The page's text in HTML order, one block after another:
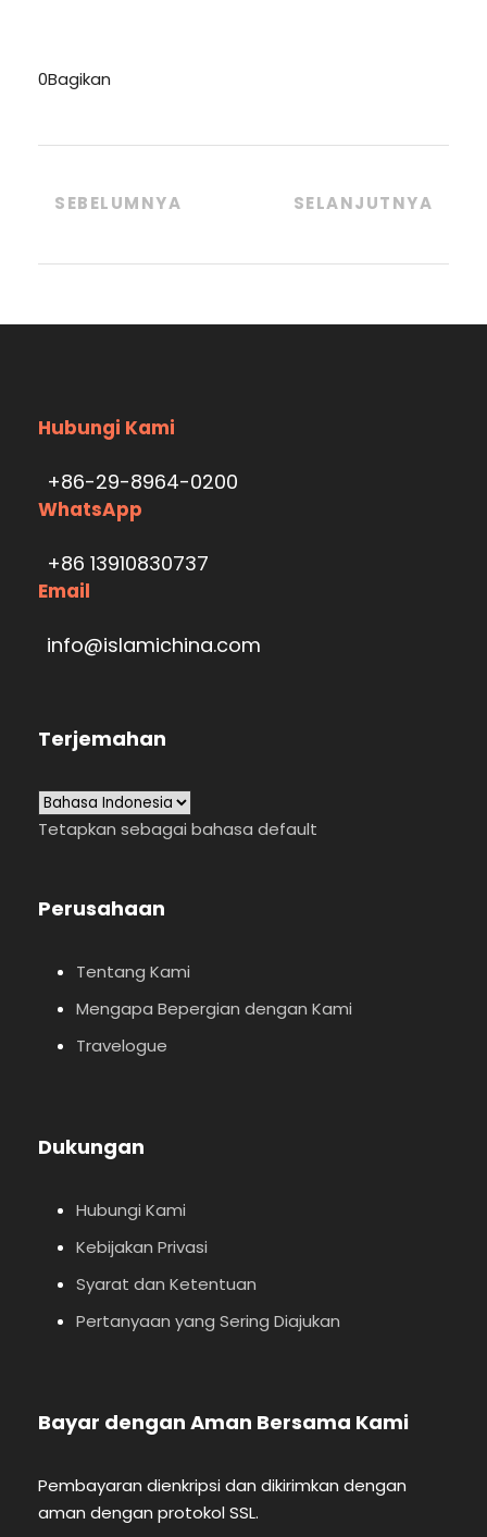
0Bagikan
SEBELUMNYA SELANJUTNYA
Hubungi Kami
+86-29-8964-0200
WhatsApp
+86 13910830737
Email
info@islamichina.com
Terjemahan
Tetapkan sebagai bahasa default
Perusahaan
Tentang Kami
Mengapa Bepergian dengan Kami
Travelogue
Dukungan
Hubungi Kami
Kebijakan Privasi
Syarat dan Ketentuan
Pertanyaan yang Sering Diajukan
Bayar dengan Aman Bersama Kami
Pembayaran dienkripsi dan dikirimkan dengan
aman dengan protokol SSL.